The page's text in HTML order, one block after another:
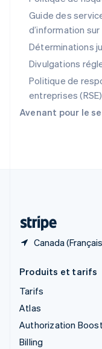
Guide des
d’information
Déterminations
Divulgations
Politique de
entreprises
Avenant pour le
Canada
République
English
Roumanie
English
English
Singapour
English 简体中文
Slovaquie
English
Produits et tarifs
Tarifs
Atlas
Authorization
Billing